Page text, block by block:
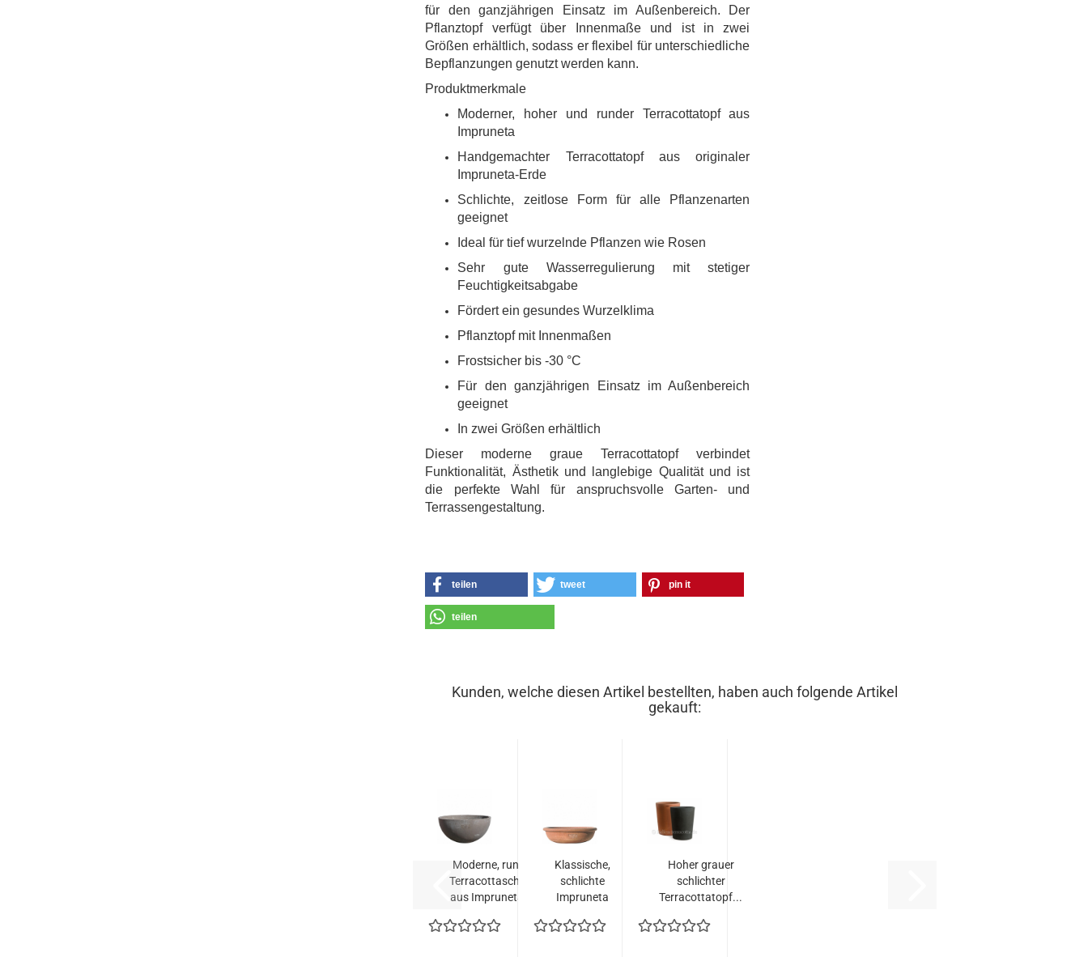
für den ganzjährigen Einsatz im Außenbereich. Der
Pflanztopf verfügt über Innenmaße und ist in zwei
Größen erhältlich, sodass er flexibel für unterschiedliche
Bepflanzungen genutzt werden kann.
Produktmerkmale
Moderner, hoher und runder Terracottatopf aus
Impruneta
Handgemachter Terracottatopf aus originaler
Impruneta-Erde
Schlichte, zeitlose Form für alle Pflanzenarten
geeignet
Ideal für tief wurzelnde Pflanzen wie Rosen
Sehr gute Wasserregulierung mit stetiger
Feuchtigkeitsabgabe
Fördert ein gesundes Wurzelklima
Pflanztopf mit Innenmaßen
Frostsicher bis -30 °C
Für den ganzjährigen Einsatz im Außenbereich
geeignet
In zwei Größen erhältlich
Dieser moderne graue Terracottatopf verbindet
Funktionalität, Ästhetik und langlebige Qualität und ist
die perfekte Wahl für anspruchsvolle Garten- und
Terrassengestaltung.
teilen tweet pin it
teilen
Kunden, welche diesen Artikel bestellten, haben auch folgende Artikel
gekauft:
Moderne, runde
Terracottaschale
aus Impruneta...
Klassische,
schlichte
Impruneta
Schale...
Hoher grauer
schlichter
Terracottatopf...